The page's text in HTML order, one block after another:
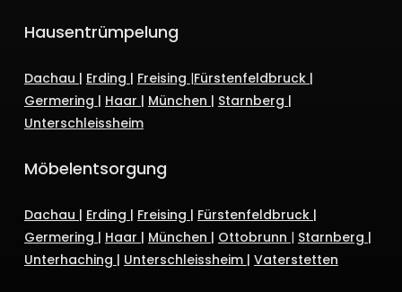
Hausentrümpelung
Dachau | Erding | Freising |Fürstenfeldbruck |
Germering | Haar | München | Starnberg |
Unterschleissheim
Möbelentsorgung
Dachau | Erding | Freising | Fürstenfeldbruck |
Germering | Haar | München | Ottobrunn | Starnberg |
Unterhaching | Unterschleissheim | Vaterstetten